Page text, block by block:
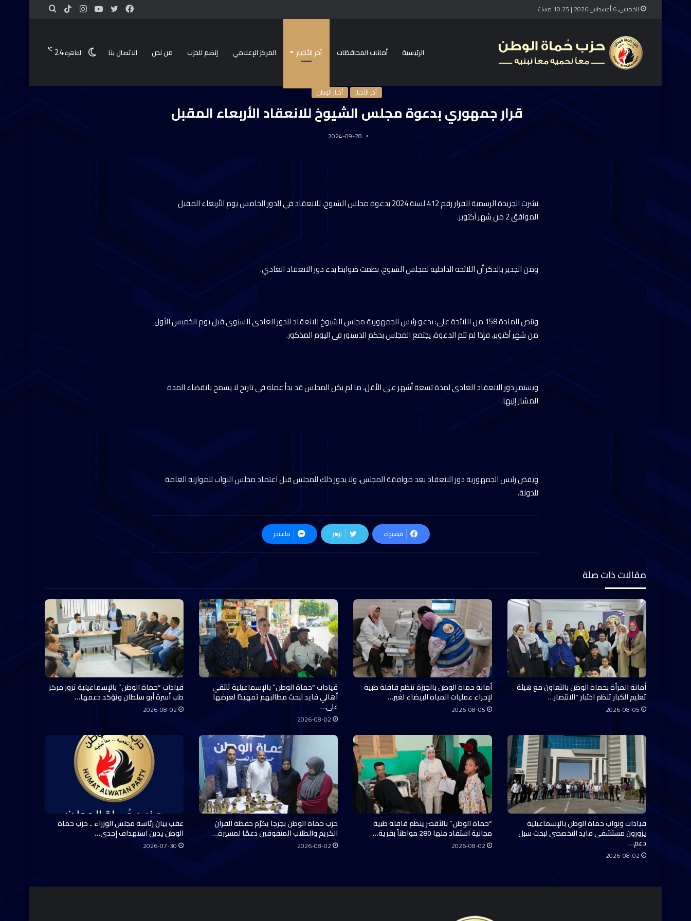
الخميس, 6 أغسطس 2026 | 10:25 مساءً
الرئيسية أمانات المحافظات آخر الأخبار المركز الإعلامي إنضم للحزب من نحن الاتصال بنا القاهرة24
℃
آخر الأخبار أخبار الوطن
قرار جمهوري بدعوة مجلس الشيوخ للانعقاد الأربعاء المقبل
2024-09-28
نشرت الجريدة الرسمية القرار رقم 412 لسنة 2024 بدعوة مجلس الشيوخ، للانعقاد في الدور الخامس يوم الأربعاء المقبل
الموافق 2 من شهر أكتوبر.
ومن الجدير بالذكر أن اللائحة الداخلية لمجلس الشيوخ، نظمت ضوابط بدء دور الانعقاد العادي.
وتنص المادة 158 من اللائحة على: يدعو رئيس الجمهورية مجلس الشيوخ للانعقاد للدور العادى السنوى قبل يوم الخميس الأول
من شهر أكتوبر، فإذا لم تتم الدعوة، يجتمع المجلس بحكم الدستور فى اليوم المذكور.
ويستمر دور الانعقاد العادى لمدة تسعة أشهر على الأقل، ما لم يكن المجلس قد بدأ عمله فى تاريخ لا يسمح بانقضاء المدة
المشار إليها.
ويفض رئيس الجمهورية دور الانعقاد بعد موافقة المجلس، ولا يجوز ذلك للمجلس قبل اعتماد مجلس النواب للموازنة العامة
للدولة.
فيسبوك تويتر ماسنجر
مقالات ذات صلة
أمانة المرأة بحماة الوطن بالتعاون مع هيئة
تعليم الكبار تنظم اختبار “الانتصار…
2026-08-05
أمانة حماة الوطن بالجيزة تنظم قافلة طبية
لإجراء عمليات المياه البيضاء لغير…
2026-08-05
قيادات “حماة الوطن” بالإسماعيلية تلتقي
أهالي فايد لبحث مطالبهم تمهيدًا لعرضها
على…
2026-08-02
قيادات “حماة الوطن” بالإسماعيلية تزور مركز
طب أسرة أبو سلطان وتؤكد دعمها…
2026-08-02
قيادات ونواب حماة الوطن بالإسماعيلية
يزورون مستشفى فايد التخصصي لبحث سبل
دعم…
2026-08-02
“حماة الوطن” بالأقصر ينظم قافلة طبية
مجانية استفاد منها 280 مواطناً بقرية…
2026-08-02
حزب حماة الوطن بجرجا يكرّم حفظة القرآن
الكريم والطلاب المتفوقين دعمًا لمسيرة…
2026-08-02
عقب بيان رئاسة مجلس الوزراء .. حزب حماة
الوطن يدين استهداف إحدى…
2026-07-30